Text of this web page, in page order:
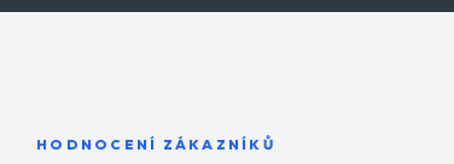
HODNOCENÍ ZÁKAZNÍKŮ